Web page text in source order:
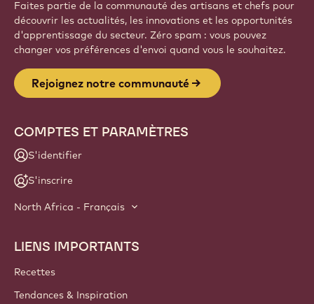
Faites partie de la communauté des artisans et chefs pour
découvrir les actualités, les innovations et les opportunités
d'apprentissage du secteur. Zéro spam : vous pouvez
changer vos préférences d'envoi quand vous le souhaitez.
Rejoignez notre communauté
COMPTES ET PARAMÈTRES
S'identifier
S'inscrire
North Africa - Français
Footer
Callebaut
LIENS IMPORTANTS
Recettes
Tendances & Inspiration